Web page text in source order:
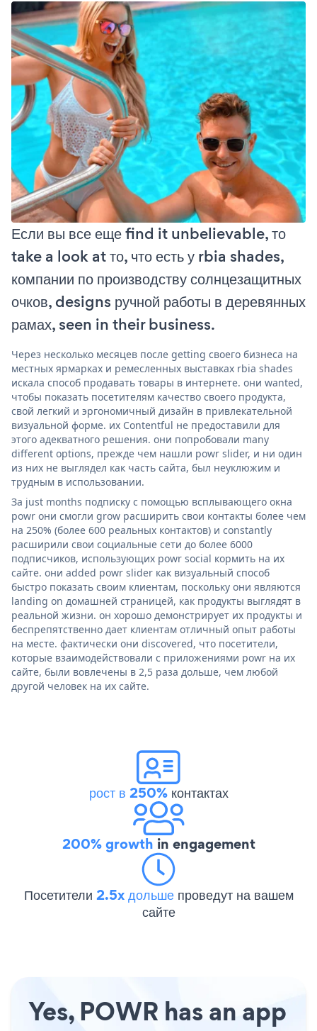
Если вы все еще find it unbelievable, то
take a look at то, что есть у rbia shades,
компании по производству солнцезащитных
очков, designs ручной работы в деревянных
рамах, seen in their business.
Через несколько месяцев после getting своего бизнеса на
местных ярмарках и ремесленных выставках rbia shades
искала способ продавать товары в интернете. они wanted,
чтобы показать посетителям качество своего продукта,
свой легкий и эргономичный дизайн в привлекательной
визуальной форме. их Contentful не предоставили для
этого адекватного решения. они попробовали many
different options, прежде чем нашли powr slider, и ни один
из них не выглядел как часть сайта, был неуклюжим и
трудным в использовании.
За just months подписку с помощью всплывающего окна
powr они смогли grow расширить свои контакты более чем
на 250% (более 600 реальных контактов) и constantly
расширили свои социальные сети до более 6000
подписчиков, использующих powr social кормить на их
сайте. они added powr slider как визуальный способ
быстро показать своим клиентам, поскольку они являются
landing on домашней страницей, как продукты выглядят в
реальной жизни. он хорошо демонстрирует их продукты и
беспрепятственно дает клиентам отличный опыт работы
на месте. фактически они discovered, что посетители,
которые взаимодействовали с приложениями powr на их
сайте, были вовлечены в 2,5 раза дольше, чем любой
другой человек на их сайте.
рост в 250%контактах
200% growth in engagement
Посетители 2.5x дольше проведут на вашем
сайте
Yes, POWR has an app